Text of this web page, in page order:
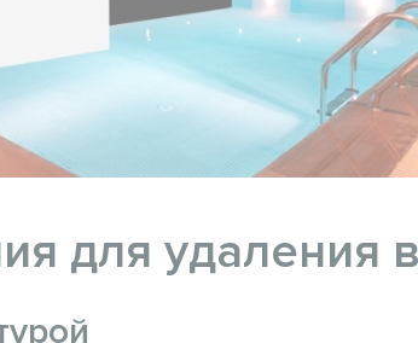
для удаления